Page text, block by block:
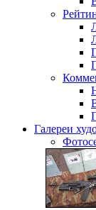
Галереи